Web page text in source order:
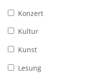
Konzert
Kultur
Kunst
Lesung